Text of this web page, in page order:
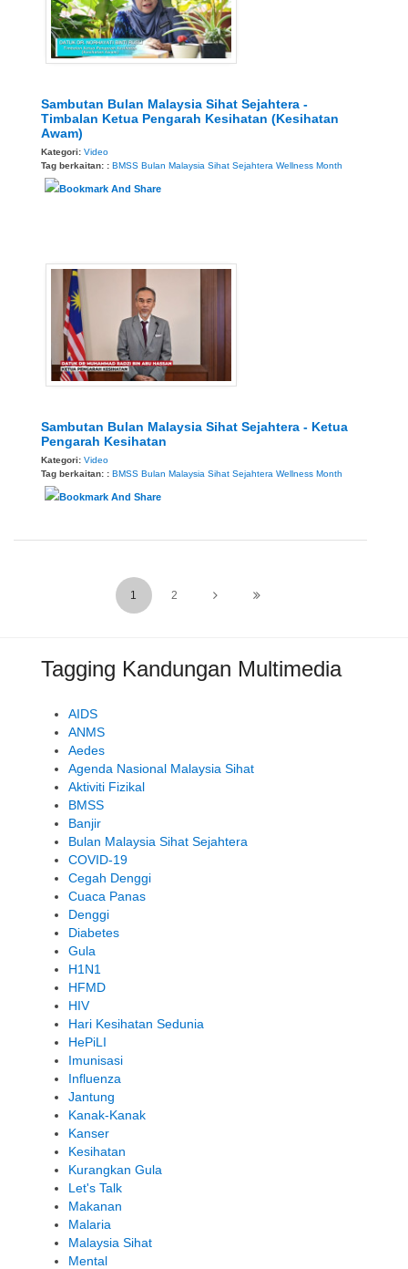
Sambutan Bulan Malaysia Sihat Sejahtera -
Timbalan Ketua Pengarah Kesihatan (Kesihatan
Awam)
Kategori: Video
Tag berkaitan: : BMSS Bulan Malaysia Sihat Sejahtera Wellness Month
Sambutan Bulan Malaysia Sihat Sejahtera - Ketua
Pengarah Kesihatan
Kategori: Video
Tag berkaitan: : BMSS Bulan Malaysia Sihat Sejahtera Wellness Month
1 2
Tagging Kandungan Multimedia
AIDS
ANMS
Aedes
Agenda Nasional Malaysia Sihat
Aktiviti Fizikal
BMSS
Banjir
Bulan Malaysia Sihat Sejahtera
COVID-19
Cegah Denggi
Cuaca Panas
Denggi
Diabetes
Gula
H1N1
HFMD
HIV
Hari Kesihatan Sedunia
HePiLI
Imunisasi
Influenza
Jantung
Kanak-Kanak
Kanser
Kesihatan
Kurangkan Gula
Let's Talk
Makanan
Malaria
Malaysia Sihat
Mental